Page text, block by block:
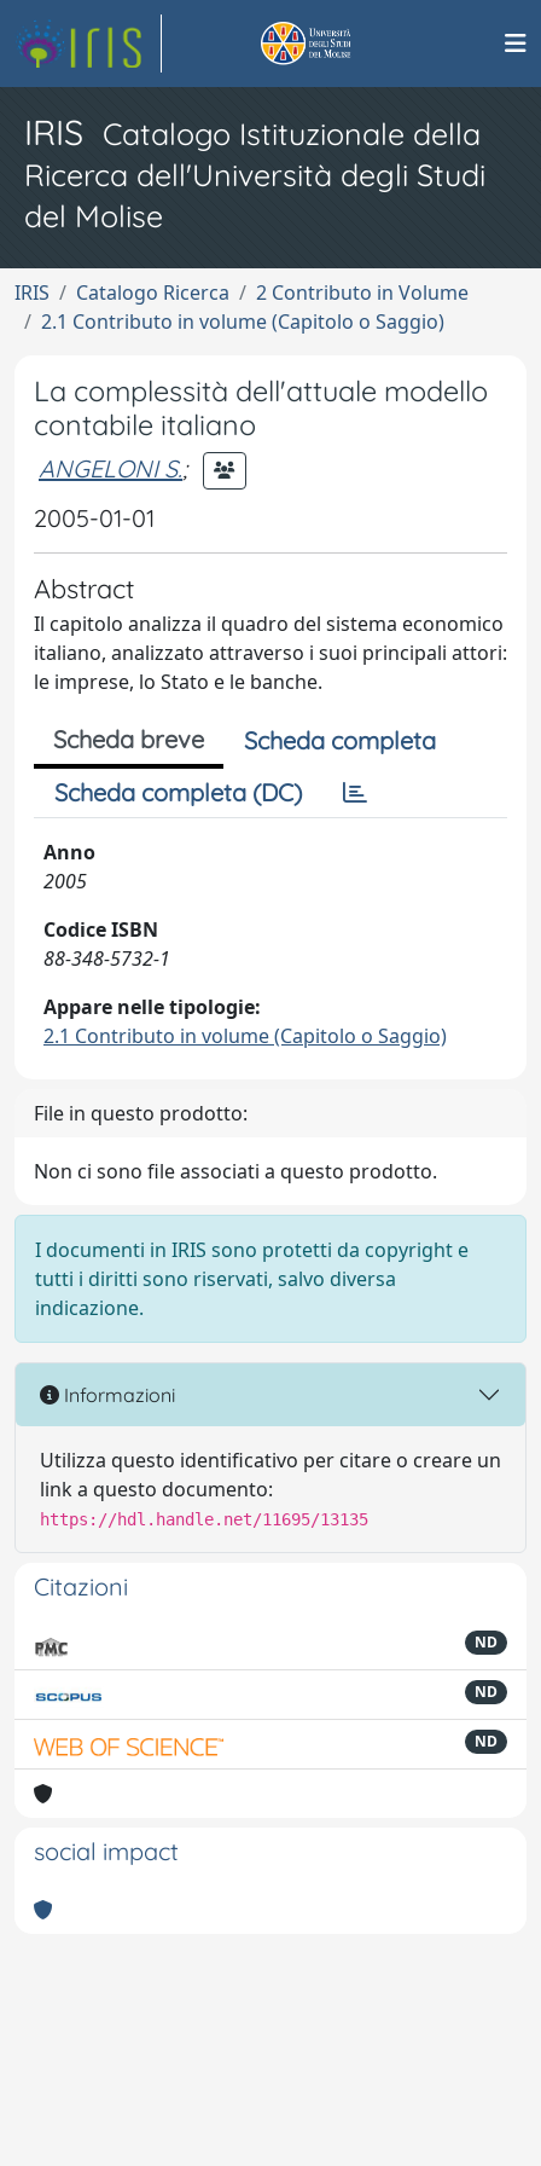
IRIS Catalogo Istituzionale della
Ricerca dell'Università degli Studi
del Molise
IRIS Catalogo Ricerca
2 Contributo in Volume
2.1 Contributo in volume (Capitolo o Saggio)
La complessità dell'attuale modello
contabile italiano
ANGELONI S.;
2005-01-01
Abstract
Il capitolo analizza il quadro del sistema economico
italiano, analizzato attraverso i suoi principali attori:
le imprese, lo Stato e le banche.
Scheda breve
Scheda completa
Scheda completa (DC)
Anno
2005
Codice ISBN
88-348-5732-1
Appare nelle tipologie:
2.1 Contributo in volume (Capitolo o Saggio)
File in questo prodotto:
Non ci sono file associati a questo prodotto.
I documenti in IRIS sono protetti da copyright e
tutti i diritti sono riservati, salvo diversa
indicazione.
Informazioni
Utilizza questo identificativo per citare o creare un
link a questo documento:
https://hdl.handle.net/11695/13135
Citazioni
ND
ND
ND
social impact